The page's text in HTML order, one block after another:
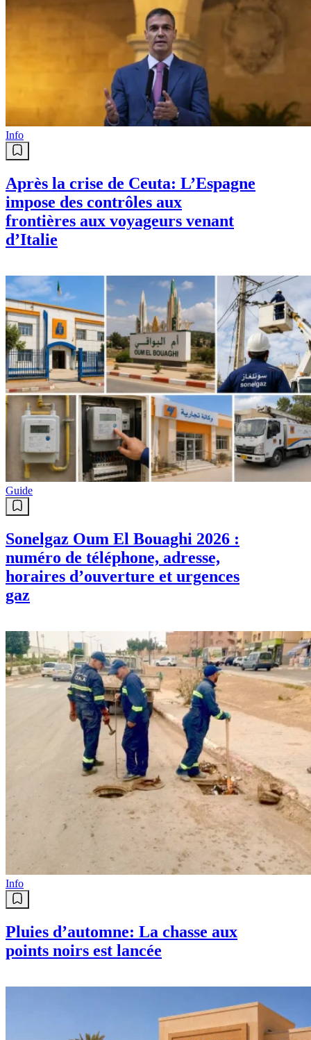
Info
Après la crise de Ceuta: L’Espagne
impose des contrôles aux
frontières aux voyageurs venant
d’Italie
Guide
Sonelgaz Oum El Bouaghi 2026 :
numéro de téléphone, adresse,
horaires d’ouverture et urgences
gaz
Info
Pluies d’automne: La chasse aux
points noirs est lancée